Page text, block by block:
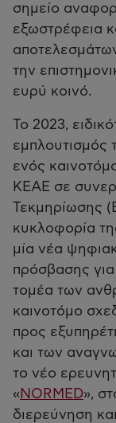
σημείο
εξωστρέφεια
την
ευρύ κοινό.
Το 2023,
εμπλουτισμός
ενός
ΚΕΑΕ σε
Τεκμηρίωσης
κυκλοφορία
μία νέα
πρόσβασης για
τομέα των
καινοτόμο
προς
και των
το νέο
« NORMED»,
διερεύνηση